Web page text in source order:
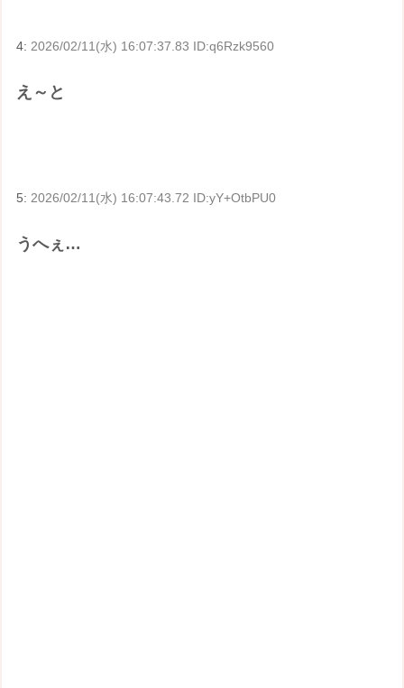
4: 2026/02/11(水) 16:07:37.83 ID:q6Rzk9560
え～と
5: 2026/02/11(水) 16:07:43.72 ID:yY+OtbPU0
うへぇ…